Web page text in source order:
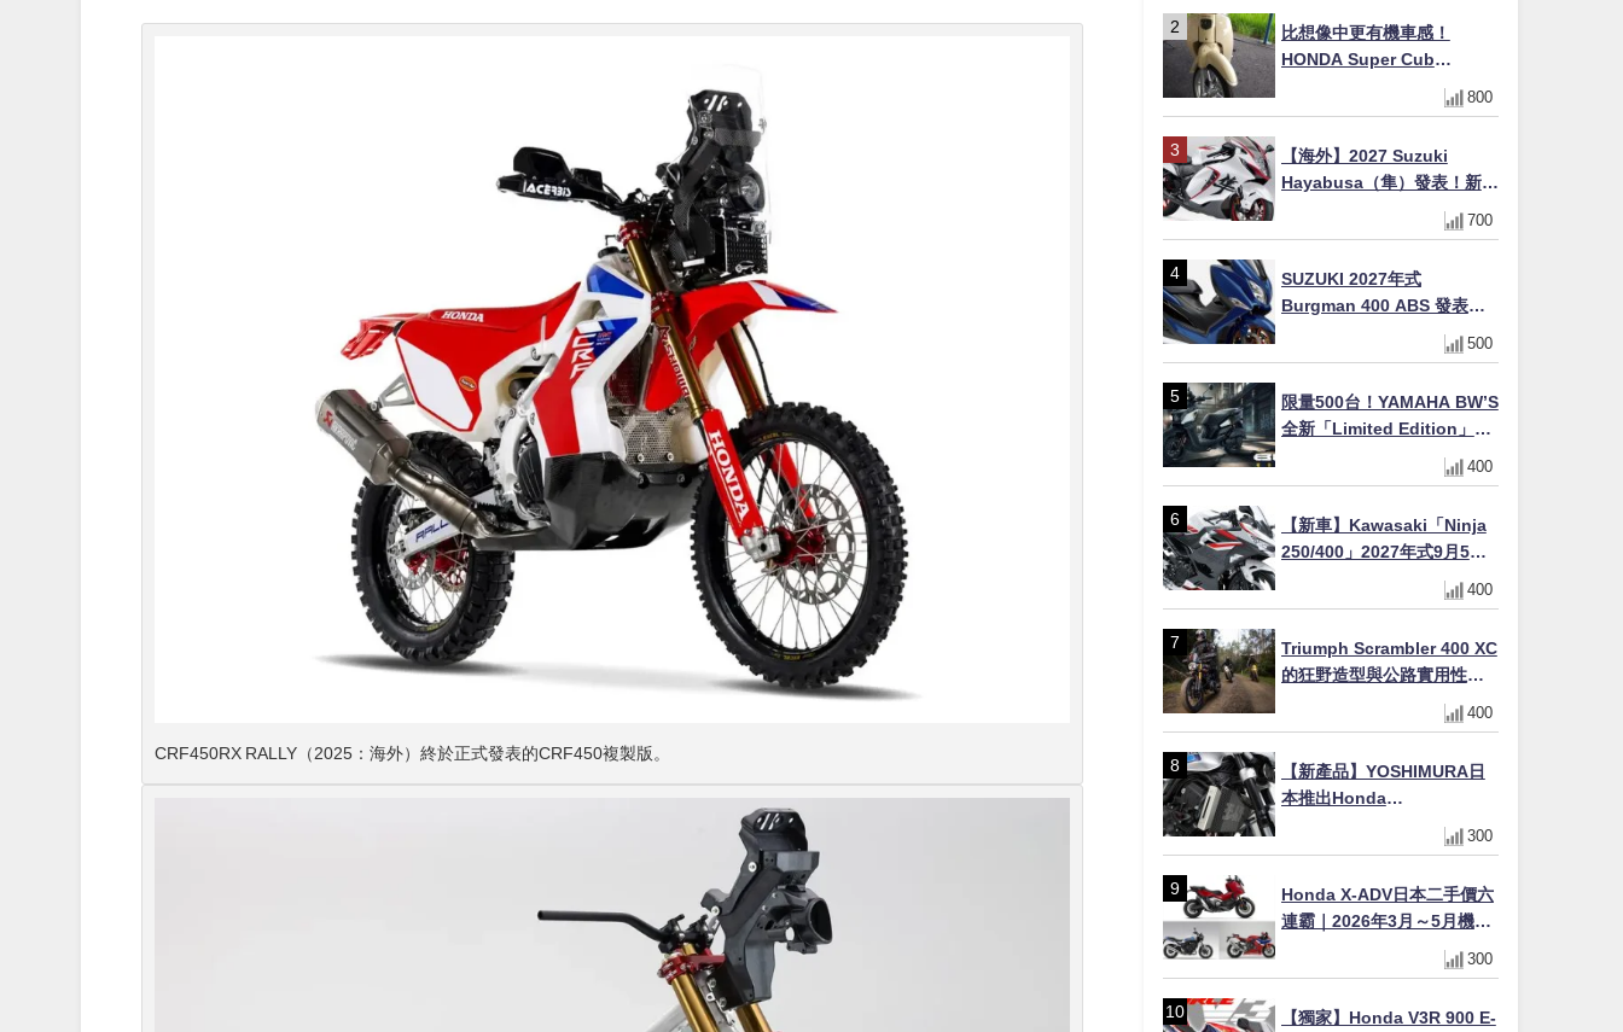
CRF450RX RALLY（2025：海外）終於正式發表的CRF450複製版。
比想像中更有機車感！
HONDA Super Cub
110【Webike愛車精選】
800
【海外】2027 Suzuki
Hayabusa（隼）發表！新增
Special Edition 特仕版，全
新珍珠白塗裝與專屬配備登
700
SUZUKI 2027年式
Burgman 400 ABS 發表！
8/18日本上市、支援E10汽油
售價98萬100日圓
500
限量500台！YAMAHA BW’S
全新「Limited Edition」都
市探索限定色 GOOPiMADE
聯名包同步登場
400
【新車】Kawasaki「Ninja
250/400」2027年式9月5日
日本發售！新塗裝登場×價格
不變×輔助滑動式離合器
400
Triumph Scrambler 400 XC
的狂野造型與公路實用性的
400
【新產品】YOSHIMURA日
本推出Honda
CB1000F/CB1000 HORNET
專用水箱護網，六角網紋設
300
Honda X-ADV日本二手價六
連霸｜2026年3月～5月機車
轉售排行榜 CBR1000RR-R
FIREBLADE SP首度躋身前
300
【獨家】Honda V3R 900 E-